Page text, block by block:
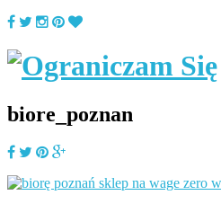
biore_poznan